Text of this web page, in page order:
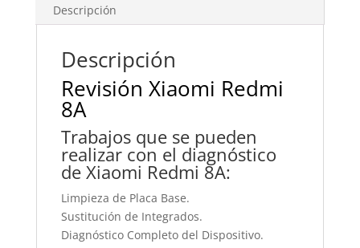
Descripción
Descripción
Revisión Xiaomi Redmi
8A
Trabajos que se pueden
realizar con el diagnóstico
de Xiaomi Redmi 8A:
Limpieza de Placa Base.
Sustitución de Integrados.
Diagnóstico Completo del Dispositivo.